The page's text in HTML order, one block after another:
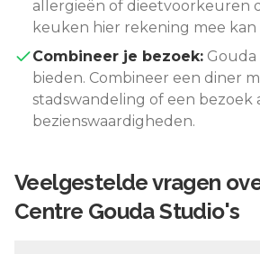
allergieën of dieetvoorkeuren
keuken hier rekening mee
Combineer je bezoek: Gouda
bieden. Combineer een diner
stadswandeling of een bezoek
bezienswaardigheden.
Veelgestelde vragen
Centre Gouda Studio's